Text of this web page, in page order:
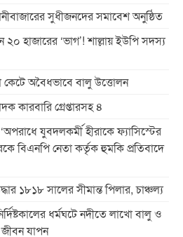
সুধীজনদের সমাবেশ অনুষ্ঠিত
হাজারের ‘ভাগ’! শাল্লায় ইউপি সদস্য
কেটে অবৈধভাবে বালু উত্তোলন
কারবারি গ্রেপ্তারসহ ৪
যুবদলকর্মী হীরাকে ফ্যাসিস্টের
বিএনপি নেতা কর্তৃক হুমকি প্রতিবাদে
১৮১৮ সালের সীমান্ত পিলার, চাঞ্চল্য
ধর্মঘটে নদীতে লাখো বালু ও
যাপন